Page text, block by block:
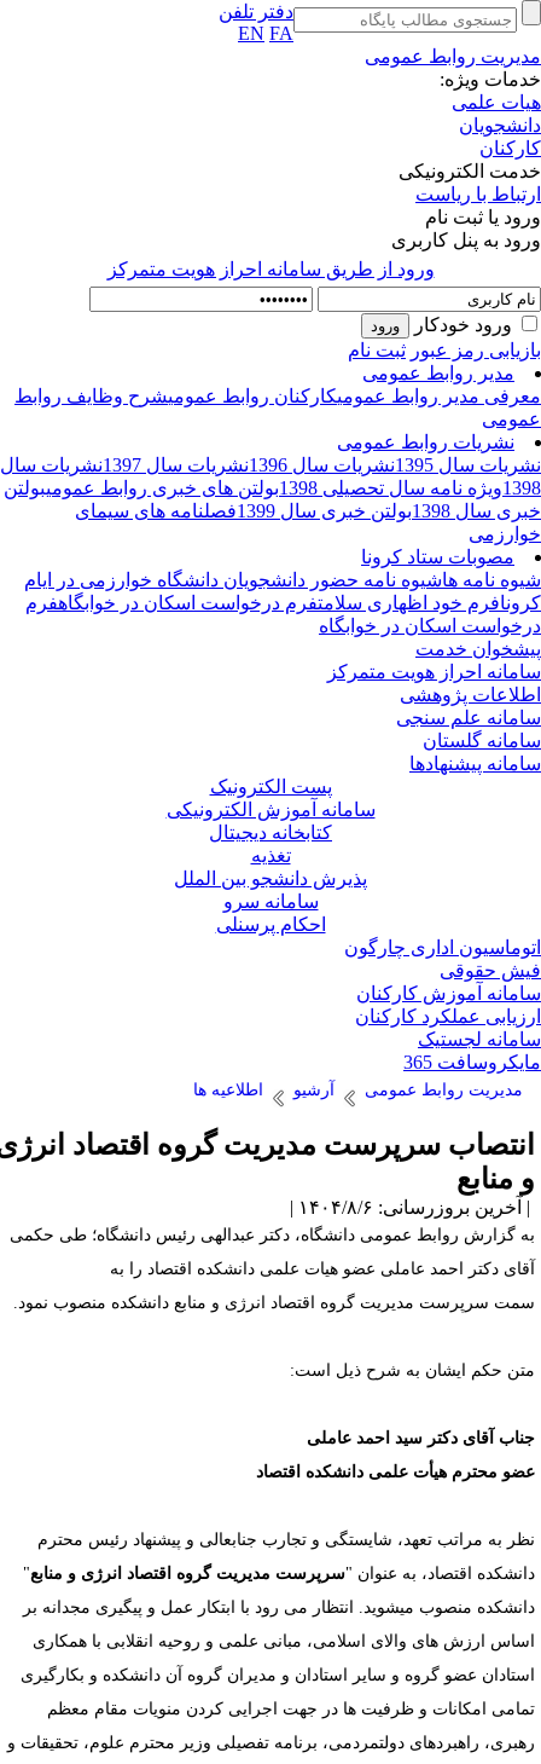
دفتر تلفن
EN FA
روابط عمومی
ویژه:
علمی
الکترونیکی
با ریاست
یا ثبت نام
به پنل کاربری
ورود از طريق سامانه احراز هويت متمركز
ورود خودکار
رمز عبور ثبت نام
مدیر روابط عمومی
مدیر روابط عمومیکارکنان روابط عمومیشرح وظایف روابط
نشریات روابط عمومی
سال 1395
نشریات سال 1396 نشریات سال 1397
نشریات سال
ویژه نامه سال تحصیلی 1398 بولتن های خبری روابط عمومیبولتن
سال 1398
بولتن خبری سال 1399
فصلنامه های سیمای
مصوبات ستاد کرونا
نامه هاشیوه نامه حضور دانشجویان دانشگاه خوارزمی در ایام
فرم خود اظهاری سلامتفرم درخواست اسکان در خوابگاهفرم
اسکان در خوابگاه
خدمت
احراز هویت متمرکز
پژوهشی
علم سنجی
گلستان
پیشنهادها
پست الکترونیک
سامانه آموزش الکترونیکی
کتابخانه دیجیتال
تغذیه
پذیرش دانشجو بین الملل
سامانه سرو
احکام پرسنلی
اداری چارگون
حقوقی
آموزش کارکنان
عملکرد کارکنان
لجستیک
365
مدیریت روابط عمومی آرشیو اطلاعیه ها
سرپرست مدیریت گروه اقتصاد انرژی
منابع
بروزرسانی: ۱۴۰۴/۸/۶ |
گزارش روابط عمومی دانشگاه، دکتر عبدالهی رئیس دانشگاه؛ طی حکمی
دکتر احمد عاملی عضو هیات علمی دانشکده اقتصاد را به
سرپرست مدیریت گروه اقتصاد انرژی و منابع دانشکده منصوب نمود.
حکم ایشان به شرح ذیل است:
آقای دکتر سید احمد عاملی
محترم هیأت علمی دانشکده اقتصاد
به مراتب تعهد، شایستگی و تجارب جنابعالی و پیشنهاد رئیس محترم
اقتصاد، به عنوان " سرپرست مدیریت گروه اقتصاد انرژی و منابع"
منصوب می­شوید. انتظار می رود با ابتکار عمل و پیگیری مجدانه بر
ارزش های والای اسلامی، مبانی علمی و روحیه انقلابی با همکاری
عضو گروه و سایر استادان و مدیران گروه آن دانشکده و بکارگیری
امکانات و ظرفیت ها در جهت اجرایی کردن منویات مقام معظم
راهبردهای دولتمردمی، برنامه تفصیلی وزیر محترم علوم، تحقیقات و